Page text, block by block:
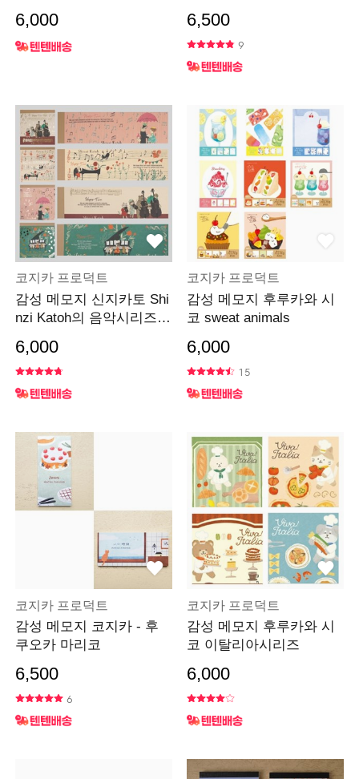
6,000 6,500
9
코지카 프로덕트
감성 메모지 신지카토 Shi
nzi Katoh의 음악시리즈 H
6,000
코지카 프로덕트
감성 메모지 후루카와 시
코 sweat animals
6,000
15
코지카 프로덕트
감성 메모지 코지카 - 후
쿠오카 마리코
6,500
6
코지카 프로덕트
감성 메모지 후루카와 시
코 이탈리아시리즈
6,000